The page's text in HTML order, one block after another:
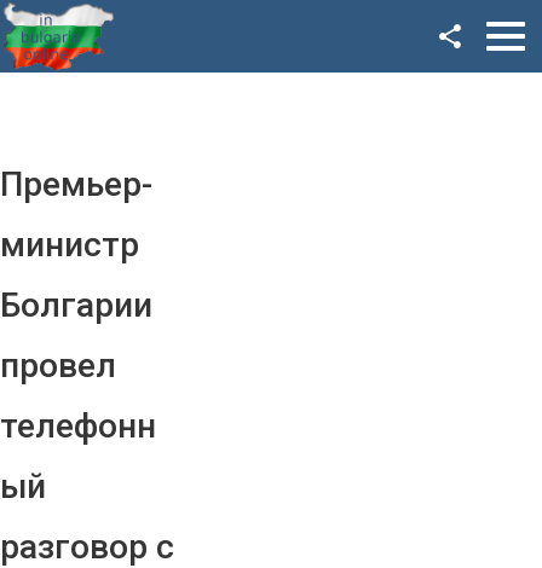
Премьер-
министр
Болгарии
провел
телефонн
ый
разговор с